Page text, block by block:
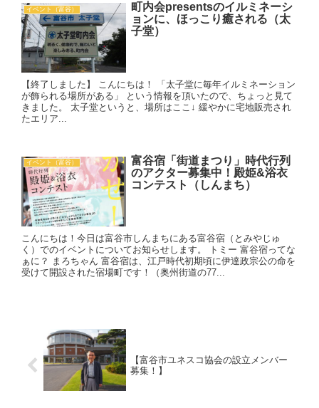
イベント（富谷）
町内会presentsのイルミネーシ
ョンに、ほっこり癒される（太
子堂）
【終了しました】 こんにちは！ 「太子堂に毎年イルミネーション
が飾られる場所がある」 という情報を頂いたので、ちょっと見て
きました。 太子堂というと、場所はここ↓ 緩やかに宅地販売され
たエリア...
イベント（富谷）
富谷宿「街道まつり」時代行列
のアクター募集中！殿姫&浴衣
コンテスト（しんまち）
こんにちは！今日は富谷市しんまちにある富谷宿（とみやじゅ
く）でのイベントについてお知らせします。 トミー 富谷宿ってな
ぁに？ まろちゃん 富谷宿は、江戸時代初期頃に伊達政宗公の命を
受けて開設された宿場町です！（奥州街道の77...
【富谷市ユネスコ協会の設立メンバー
募集！】